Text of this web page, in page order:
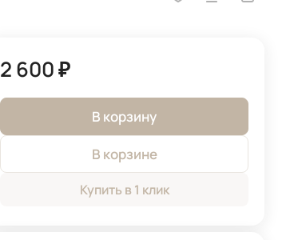
2 600 ₽
В корзину
В корзине
Купить в 1 клик